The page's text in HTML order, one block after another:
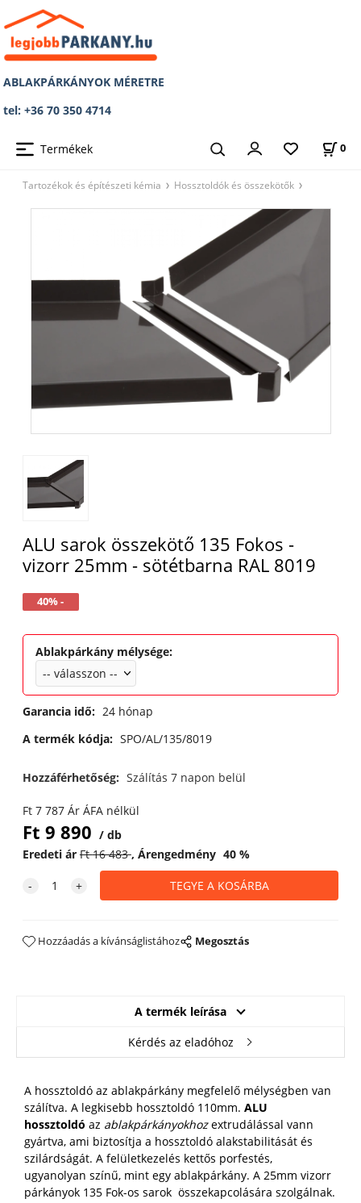
ABLAKPÁRKÁNYOK MÉRETRE
tel: +36 70 350 4714
Termékek 0
Tartozékok és építészeti kémia Hossztoldók és összekötők
ALU sarok összekötő 135 Fokos -
vizorr 25mm - sötétbarna RAL 8019
40% -
Ablakpárkány mélysége:
Garancia idő: 24 hónap
A termék kódja: SPO/AL/135/8019
Hozzáférhetőség: Szálítás 7 napon belül
Ft 7 787 Ár ÁFA nélkül
Ft 9 890
db
Eredeti ár Ft16 483 Árengedmény 40%
Hozzáadás a kívánságlistához Megosztás
A termék leírása
Kérdés az eladóhoz
A hossztoldó az ablakpárkány megfelelő mélységben van
szálítva. A legkisebb hossztoldó 110mm. ALU
hossztoldó az ablakpárkányokhozextrudálással vann
gyártva, ami biztosítja a hossztoldó alakstabilitását és
szilárdságát. A felületkezelés kettős porfestés,
ugyanolyan színű, mint egy ablakpárkány. A 25mm vizorr
párkányok 135 Fok-os sarok összekapcolására szolgálnak.